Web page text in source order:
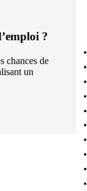
?
chances de
un